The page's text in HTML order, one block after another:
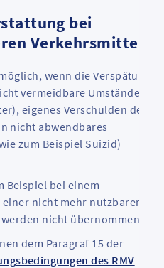
bei
Verkehrsmittels
wenn die Verspätung
vermeidbare Umstände
eigenes Verschulden des
nicht abwendbares
zum Beispiel Suizid)
Beispiel bei einem
nicht mehr nutzbaren
nicht übernommen.
dem Paragraf 15 der
des RMV